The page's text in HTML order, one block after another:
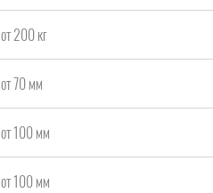
от 200 кг
от 70 мм
от 100 мм
от 100 мм